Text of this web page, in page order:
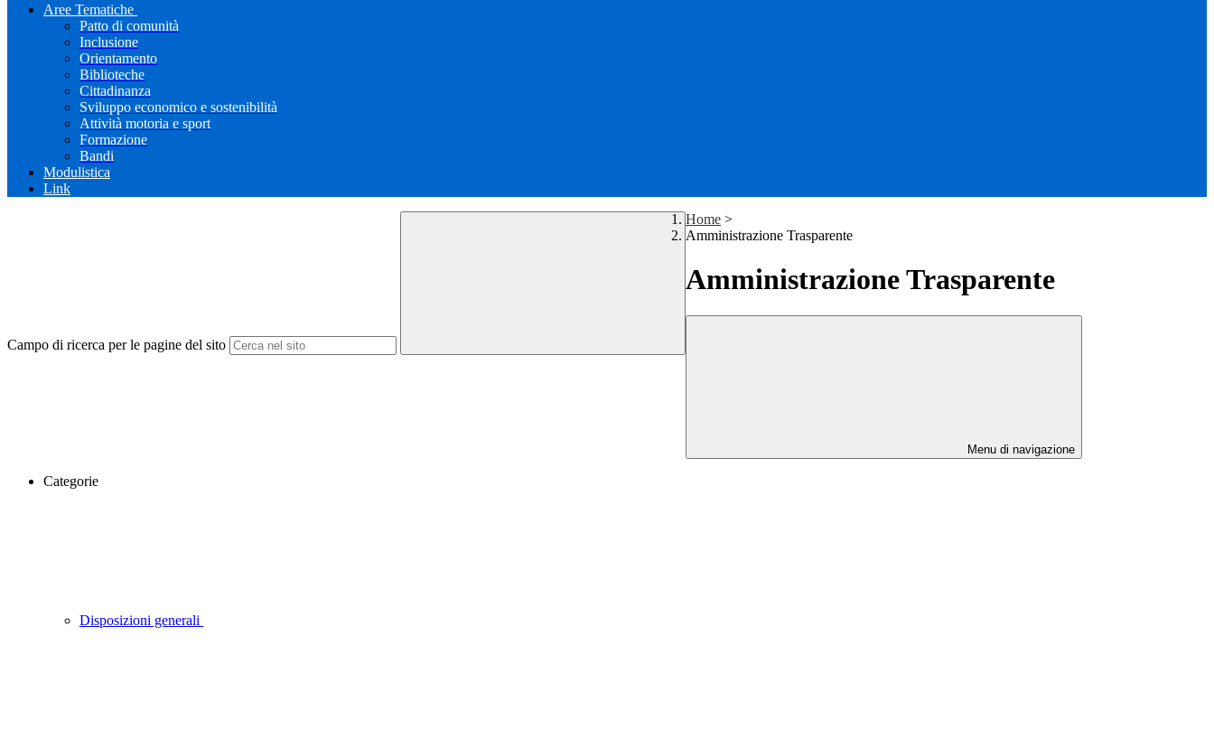
Aree Tematiche
Patto di comunità
Inclusione
Orientamento
Biblioteche
Cittadinanza
Sviluppo economico e sostenibilità
Attività motoria e sport
Formazione
Bandi
Modulistica
Link
Campo di ricerca per le pagine del sito
Home >
Amministrazione Trasparente
Amministrazione Trasparente
Menu di navigazione
Categorie
Disposizioni generali